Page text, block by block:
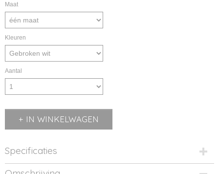
Maat
Kleuren
Aantal
IN WINKELWAGEN
Specificaties
Productcode